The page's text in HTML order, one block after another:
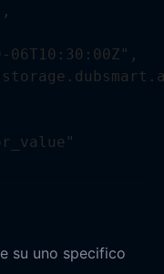
06T10:30:00Z",
su uno specifico